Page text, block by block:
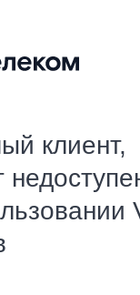
клиент,